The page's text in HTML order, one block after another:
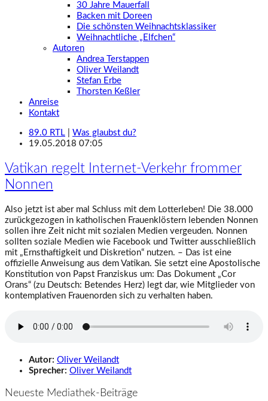
30 Jahre Mauerfall
Backen mit Doreen
Die schönsten Weihnachtsklassiker
Weihnachtliche „Elfchen“
Autoren
Andrea Terstappen
Oliver Weilandt
Stefan Erbe
Thorsten Keßler
Anreise
Kontakt
89.0 RTL
Was glaubst du?
19.05.2018 07:05
Vatikan regelt Internet-Verkehr frommer
Nonnen
Also jetzt ist aber mal Schluss mit dem Lotterleben! Die 38.000
zurückgezogen in katholischen Frauenklöstern lebenden Nonnen
sollen ihre Zeit nicht mit sozialen Medien vergeuden. Nonnen
sollten soziale Medien wie Facebook und Twitter ausschließlich
mit „Ernsthaftigkeit und Diskretion“ nutzen. – Das ist eine
offizielle Anweisung aus dem Vatikan. Sie setzt eine Apostolische
Konstitution von Papst Franziskus um: Das Dokument „Cor
Orans“ (zu Deutsch: Betendes Herz) legt dar, wie Mitglieder von
kontemplativen Frauenorden sich zu verhalten haben.
Autor: Oliver Weilandt
Sprecher: Oliver Weilandt
Neueste Mediathek-Beiträge